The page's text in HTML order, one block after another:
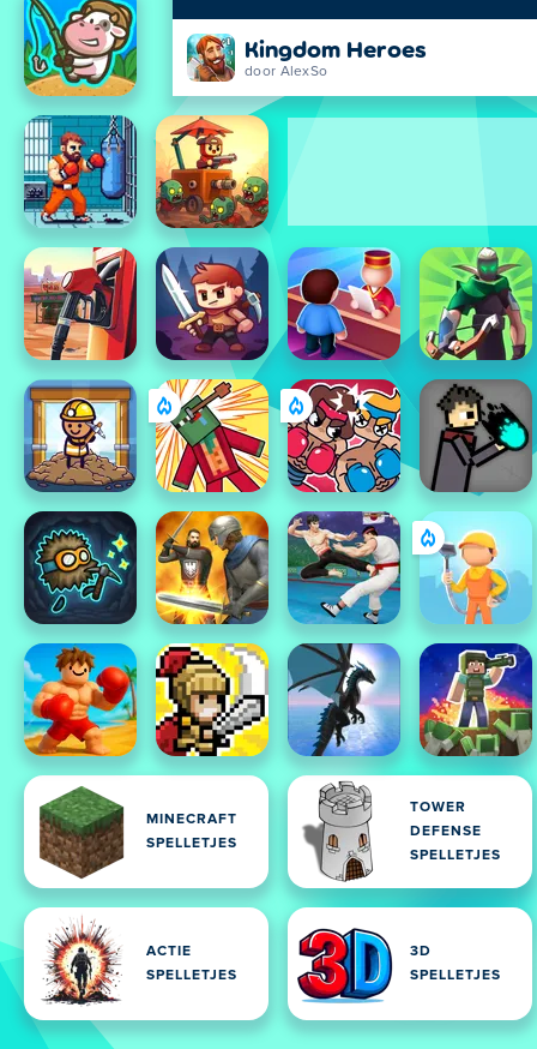
Kingdom Heroes
door AlexSo
MINECRAFT
SPELLETJES
TOWER
DEFENSE
SPELLETJES
ACTIE
SPELLETJES
3D
SPELLETJES